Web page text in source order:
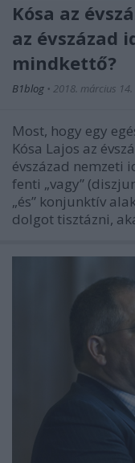
Kósa az
az évszázad
mindkettő?
B1blog • 2018. március 14.
Most, hogy egy
Kósa Lajos az
évszázad nemzeti
fenti „vagy”
„és” konjunktív
dolgot tisztázni,